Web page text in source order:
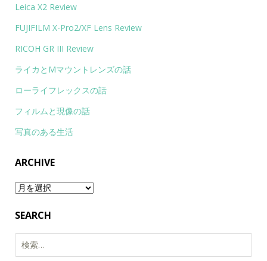
Leica X2 Review
FUJIFILM X-Pro2/XF Lens Review
RICOH GR III Review
ライカとMマウントレンズの話
ローライフレックスの話
フィルムと現像の話
写真のある生活
ARCHIVE
Archive
SEARCH
索: